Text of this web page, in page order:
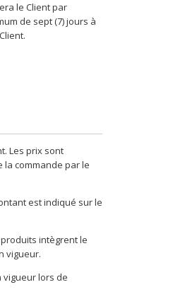
le Client par
de sept (7) jours à
Les prix sont
la commande par le
est indiqué sur le
intègrent le
vigueur.
lors de